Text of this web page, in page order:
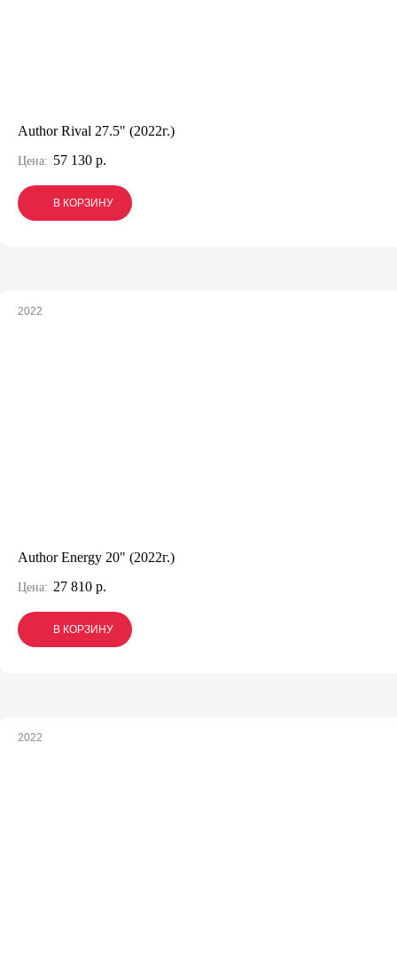
Author Rival 27.5" (2022г.)
Цена: 57 130 р.
В КОРЗИНУ
В КОРЗИНУ
В КОРЗИНУ
2022
Author Energy 20" (2022г.)
Цена: 27 810 р.
В КОРЗИНУ
В КОРЗИНУ
В КОРЗИНУ
2022